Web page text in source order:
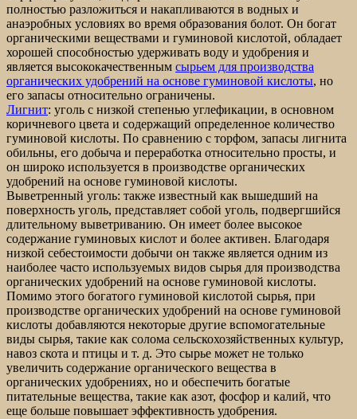
полностью разложиться и накапливаются в водных и
анаэробных условиях во время образования болот. Он богат
органическими веществами и гуминовой кислотой, обладает
хорошей способностью удерживать воду и удобрения и
является высококачественным сырьем для производства
органических удобрений на основе гуминовой кислоты, но
его запасы относительно ограничены.
Лигнит: уголь с низкой степенью углефикации, в основном
коричневого цвета и содержащий определенное количество
гуминовой кислоты. По сравнению с торфом, запасы лигнита
обильны, его добыча и переработка относительно просты, и
он широко используется в производстве органических
удобрений на основе гуминовой кислоты.
Выветренный уголь: также известный как вышедший на
поверхность уголь, представляет собой уголь, подвергшийся
длительному выветриванию. Он имеет более высокое
содержание гуминовых кислот и более активен. Благодаря
низкой себестоимости добычи он также является одним из
наиболее часто используемых видов сырья для производства
органических удобрений на основе гуминовой кислоты.
Помимо этого богатого гуминовой кислотой сырья, при
производстве органических удобрений на основе гуминовой
кислоты добавляются некоторые другие вспомогательные
виды сырья, такие как солома сельскохозяйственных культур,
навоз скота и птицы и т. д. Это сырье может не только
увеличить содержание органического вещества в
органических удобрениях, но и обеспечить богатые
питательные вещества, такие как азот, фосфор и калий, что
еще больше повышает эффективность удобрения.